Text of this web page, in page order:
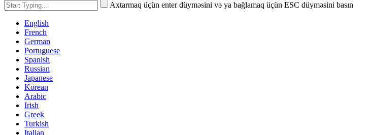
Axtarmaq üçün enter düyməsini və ya bağlamaq üçün ESC düyməsini basın
English
French
German
Portuguese
Spanish
Russian
Japanese
Korean
Arabic
Irish
Greek
Turkish
Italian